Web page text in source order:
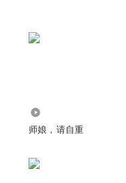
师娘，请自重